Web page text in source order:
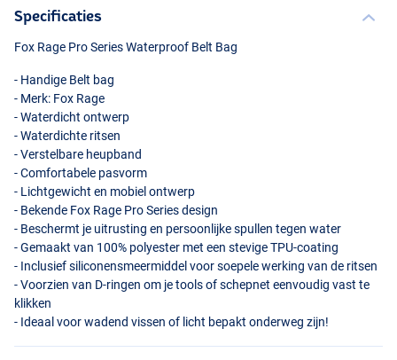
Specificaties
Fox Rage Pro Series Waterproof Belt Bag
- Handige Belt bag
- Merk: Fox Rage
- Waterdicht ontwerp
- Waterdichte ritsen
- Verstelbare heupband
- Comfortabele pasvorm
- Lichtgewicht en mobiel ontwerp
- Bekende Fox Rage Pro Series design
- Beschermt je uitrusting en persoonlijke spullen tegen water
- Gemaakt van 100% polyester met een stevigeTPU-coating
- Inclusief siliconensmeermiddel voor soepele werking van de ritsen
- Voorzien van D-ringen om je tools of schepnet eenvoudig vast te
klikken
- Ideaal voor wadend vissen of licht bepakt onderweg zijn!